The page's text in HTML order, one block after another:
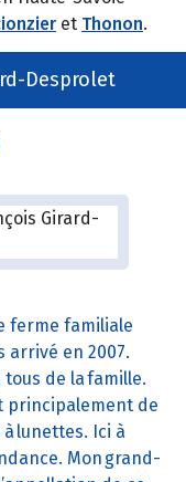
et Thonon.
Desprolet
ferme familiale
arrivé en 2007.
tous de la famille.
principalement de
lunettes. Ici à
Mon grand-